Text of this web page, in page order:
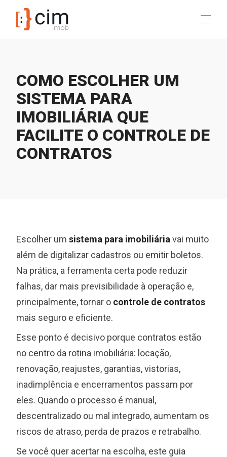
COMO ESCOLHER UM
SISTEMA PARA
IMOBILIÁRIA QUE
FACILITE O CONTROLE DE
CONTRATOS
Escolher um sistema para imobiliária vai muito
além de digitalizar cadastros ou emitir boletos.
Na prática, a ferramenta certa pode reduzir
falhas, dar mais previsibilidade à operação e,
principalmente, tornar o controle de contratos
mais seguro e eficiente.
Esse ponto é decisivo porque contratos estão
no centro da rotina imobiliária: locação,
renovação, reajustes, garantias, vistorias,
inadimplência e encerramentos passam por
eles. Quando o processo é manual,
descentralizado ou mal integrado, aumentam os
riscos de atraso, perda de prazos e retrabalho.
Se você quer acertar na escolha, este guia